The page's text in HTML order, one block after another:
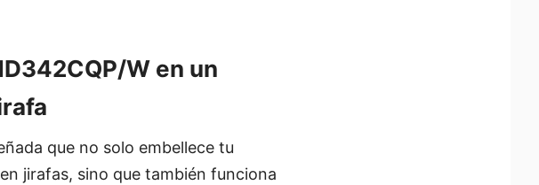
W en un
que no solo embellece tu
jirafas, sino que también funciona